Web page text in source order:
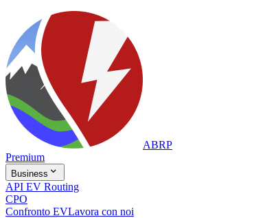
ABRP
Premium
Business 
API EV Routing
CPO
Confronto EVLavora con noi